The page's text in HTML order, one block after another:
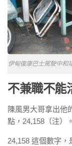
伊甸復康巴士駕駛中和
不兼職不能
陳風男大哥拿出他
點，24,158（注）。
24,158 這個數字